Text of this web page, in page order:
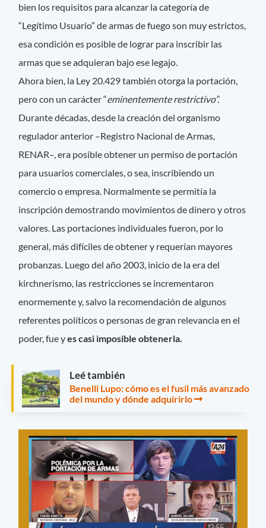
bien los requisitos para alcanzar la categoría de
“Legítimo Usuario” de armas de fuego son muy estrictos,
esa condición es posible de lograr para inscribir las
armas que se adquieran bajo ese legajo.
Ahora bien, la Ley 20.429 también otorga la portación,
pero con un carácter “eminentemente restrictivo”.
Durante décadas, desde la creación del organismo
regulador anterior –Registro Nacional de Armas,
RENAR–, era posible obtener un permiso de portación
para usuarios comerciales, o sea, inscribiendo un
comercio o empresa. Normalmente se permitía la
inscripción demostrando movimientos de dinero y otros
valores. Las portaciones individuales fueron, por lo
general, más difíciles de obtener y requerían mayores
probanzas. Luego del año 2003, inicio de la era del
kirchnerismo, las restricciones se incrementaron
enormemente y, salvo la recomendación de algunos
referentes políticos o personas de gran relevancia en el
poder, fue yes casi imposible obtenerla.
Leé también
Benelli Lupo: cómo es el fusil más avanzado
del mundo y dónde adquirirlo